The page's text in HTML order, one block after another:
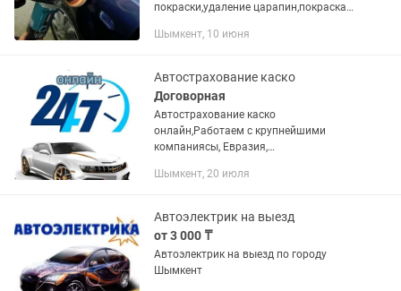
покраски,удаление царапин,покраска
Шымкент, 10 июня
Автострахование каско
Договорная
Автострахование каско
онлайн,Работаем с крупнейшими
компаниясы, Евразия,
иностанные номера.Российский
грузовые,и транзит...
Шымкент, 20 июля
Автоэлектрик на выезд
от 3 000 ₸
Автоэлектрик на выезд по городу
Шымкент